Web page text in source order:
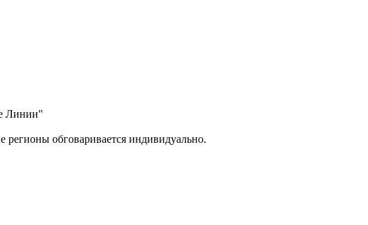
Линии"
регионы обговаривается индивидуально.